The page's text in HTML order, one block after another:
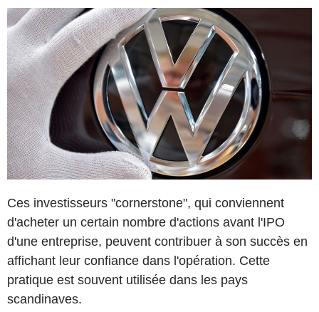
Ces investisseurs "cornerstone", qui conviennent
d'acheter un certain nombre d'actions avant l'IPO
d'une entreprise, peuvent contribuer à son succès en
affichant leur confiance dans l'opération. Cette
pratique est souvent utilisée dans les pays
scandinaves.